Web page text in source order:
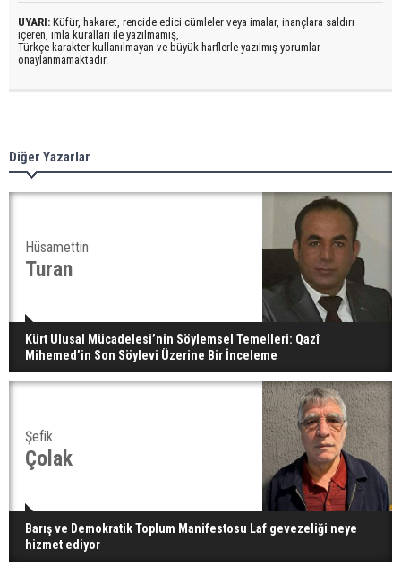
UYARI: Küfür, hakaret, rencide edici cümleler veya imalar, inançlara saldırı
içeren, imla kuralları ile yazılmamış,
Türkçe karakter kullanılmayan ve büyük harflerle yazılmış yorumlar
onaylanmamaktadır.
Diğer Yazarlar
Hüsamettin
Turan
Kürt Ulusal Mücadelesi’nin Söylemsel Temelleri: Qazî
Mihemed’in Son Söylevi Üzerine Bir İnceleme
Şefik
Çolak
Barış ve Demokratik Toplum Manifestosu Laf gevezeliği neye
hizmet ediyor